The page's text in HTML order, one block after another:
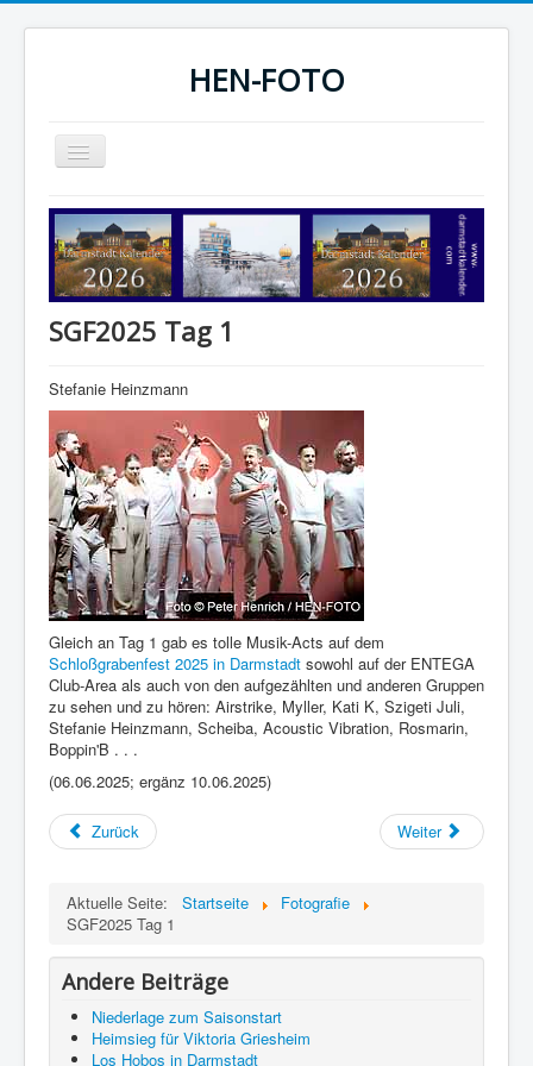
HEN-FOTO
Navigation
an/aus
HEN-FOTO Startseite
Darmstadt Kalender
Sportfotos
Fotografie
SGF2025 Tag 1
Stefanie Heinzmann
Gleich an Tag 1 gab es tolle Musik-Acts auf dem
Schloßgrabenfest 2025 in Darmstadt sowohl auf der ENTEGA
Club-Area als auch von den aufgezählten und anderen Gruppen
zu sehen und zu hören: Airstrike, Myller, Kati K, Szigeti Juli,
Stefanie Heinzmann, Scheiba, Acoustic Vibration, Rosmarin,
Boppin'B . . .
(06.06.2025; ergänz 10.06.2025)
Zurück Weiter
Aktuelle Seite: Startseite
Fotografie
SGF2025 Tag 1
Andere Beiträge
Niederlage zum Saisonstart
Heimsieg für Viktoria Griesheim
Los Hobos in Darmstadt